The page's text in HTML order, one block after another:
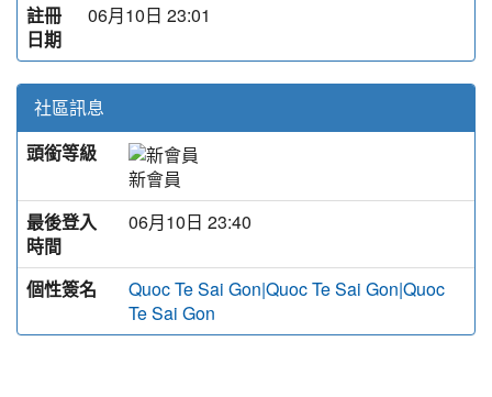
註冊
日期
06月10日 23:01
社區訊息
頭銜等級
新會員
最後登入
時間
06月10日 23:40
個性簽名
Quoc Te Sai Gon|Quoc Te Sai Gon|Quoc
Te Sai Gon